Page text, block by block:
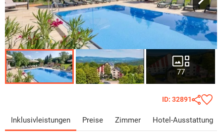
77
ID: 32891
Inklusivleistungen Preise Zimmer Hotel-Ausstattung